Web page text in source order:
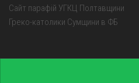
Сайт парафій УГКЦ Полтавщини
Греко-католики Сумщини в ФБ